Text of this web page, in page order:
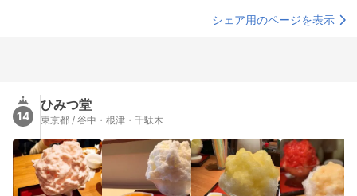
シェア用のページを表示
14
ひみつ堂
東京都 / 谷中・根津・千駄木